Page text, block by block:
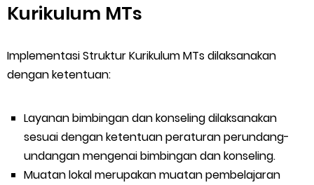
Kurikulum MTs
Implementasi Struktur Kurikulum MTs dilaksanakan
dengan ketentuan:
Layanan bimbingan dan konseling dilaksanakan
sesuai dengan ketentuan peraturan perundang-
undangan mengenai bimbingan dan konseling.
Muatan lokal merupakan muatan pembelajaran